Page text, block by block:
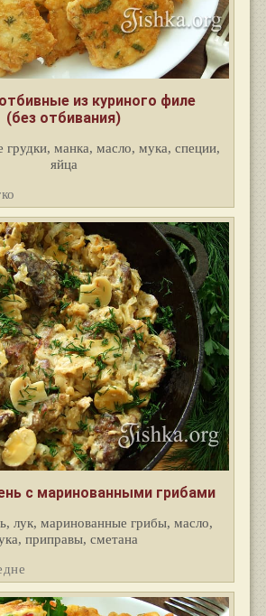
из куриного филе
(без отбивания)
грудки, манка, масло, мука, специи,
яйца
с маринованными грибами
лук, маринованные грибы, масло,
приправы, сметана